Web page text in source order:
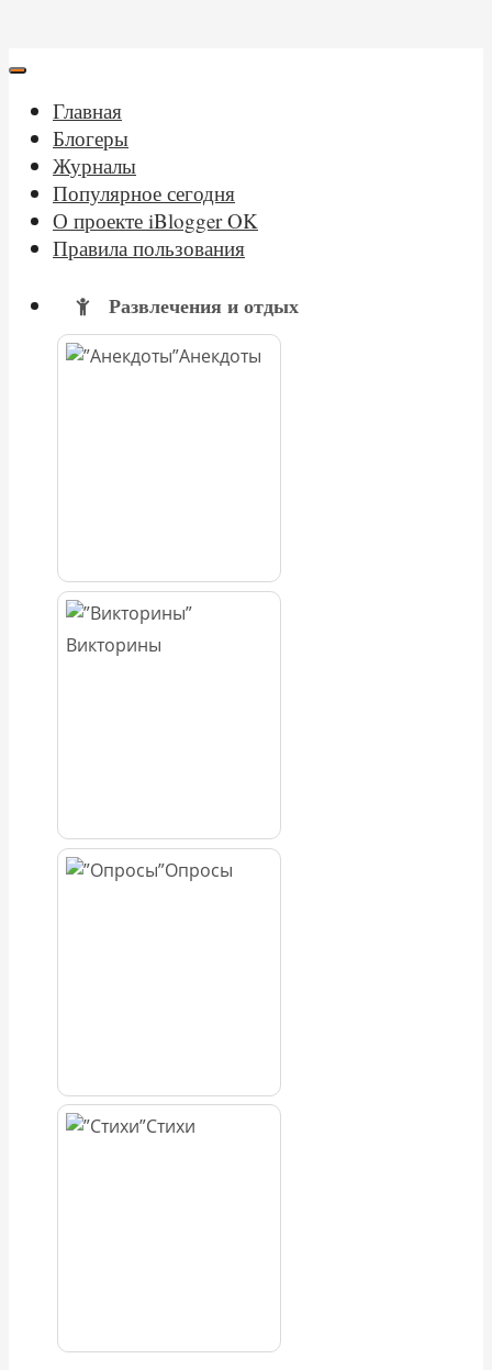
Главная
Блогеры
Журналы
Популярное сегодня
О проекте iBlogger OK
Правила пользования
Развлечения и отдых
Анекдоты
Викторины
Опросы
Стихи